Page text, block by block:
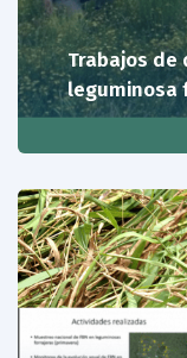
Trabajos de
leguminosa